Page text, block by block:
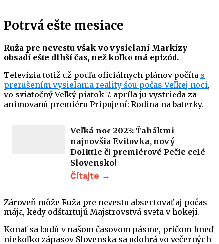
Potrvá ešte mesiace
Ruža pre nevestu však vo vysielaní Markízy
obsadí ešte dlhší čas, než koľko má epizód.
Televízia totiž už podľa oficiálnych plánov počíta s
prerušením vysielania reality šou počas Veľkej noci,
vo sviatočný Veľký piatok 7. apríla ju vystrieda za
animovanú premiéru Pripojení: Rodina na baterky.
Veľká noc 2023: Ťahákmi
najnovšia Evitovka, nový
Dolittle či premiérové Pečie celé
Slovensko!
Čítajte →
Zároveň môže Ruža pre nevestu absentovať aj počas
mája, kedy odštartujú Majstrovstvá sveta v hokeji.
Konať sa budú v našom časovom pásme, pričom hneď
niekoľko zápasov Slovenska sa odohrá vo večerných